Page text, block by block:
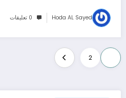
Hoda AL Sayed 0 تعليقات
تعدد
صفحات
المقالات
2